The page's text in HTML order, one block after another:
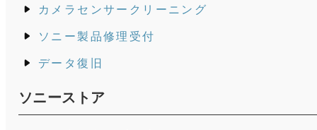
カメラセンサークリーニング
ソニー製品修理受付
データ復旧
ソニーストア